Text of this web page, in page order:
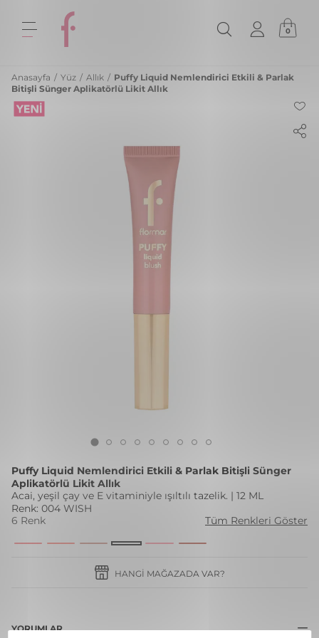
0
Anasayfa / Yüz / Allık / Puffy Liquid Nemlendirici Etkili & Parlak
Bitişli Sünger Aplikatörlü Likit Allık
Puffy Liquid Nemlendirici Etkili & Parlak Bitişli Sünger
Aplikatörlü Likit Allık
Acai, yeşil çay ve E vitaminiyle ışıltılı tazelik. | 12 ML
Renk: 004 WISH
6 Renk
Tüm Renkleri Göster
HANGI MAĞAZADA VAR?
YORUMLAR